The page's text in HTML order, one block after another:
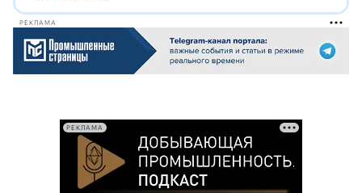
РЕКЛАМА
РЕКЛАМА